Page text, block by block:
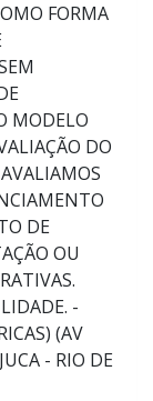
FORMA
MODELO
DO
DE
OU
-
(AV
- RIO DE